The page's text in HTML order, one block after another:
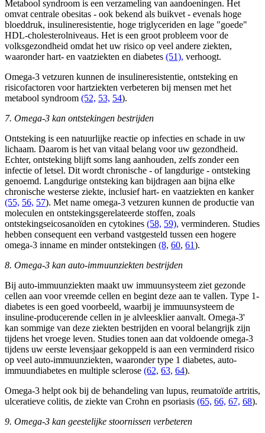
Metabool syndroom is een verzameling van aandoeningen. Het
omvat centrale obesitas - ook bekend als buikvet - evenals hoge
bloeddruk, insulineresistentie, hoge triglyceriden en lage "goede"
HDL-cholesterolniveaus. Het is een groot probleem voor de
volksgezondheid omdat het uw risico op veel andere ziekten,
waaronder hart- en vaatziekten en diabetes (51), verhoogt.
Omega-3 vetzuren kunnen de insulineresistentie, ontsteking en
risicofactoren voor hartziekten verbeteren bij mensen met het
metabool syndroom (52, 53, 54).
7. Omega-3 kan ontstekingen bestrijden
Ontsteking is een natuurlijke reactie op infecties en schade in uw
lichaam. Daarom is het van vitaal belang voor uw gezondheid.
Echter, ontsteking blijft soms lang aanhouden, zelfs zonder een
infectie of letsel. Dit wordt chronische - of langdurige - ontsteking
genoemd. Langdurige ontsteking kan bijdragen aan bijna elke
chronische westerse ziekte, inclusief hart- en vaatziekten en kanker
(55, 56, 57). Met name omega-3 vetzuren kunnen de productie van
moleculen en ontstekingsgerelateerde stoffen, zoals
ontstekingseicosanoïden en cytokines (58, 59), verminderen. Studies
hebben consequent een verband vastgesteld tussen een hogere
omega-3 inname en minder ontstekingen (8, 60, 61).
8. Omega-3 kan auto-immuunziekten bestrijden
Bij auto-immuunziekten maakt uw immuunsysteem ziet gezonde
cellen aan voor vreemde cellen en begint deze aan te vallen. Type 1-
diabetes is een goed voorbeeld, waarbij je immuunsysteem de
insuline-producerende cellen in je alvleesklier aanvalt. Omega-3'
kan sommige van deze ziekten bestrijden en vooral belangrijk zijn
tijdens het vroege leven. Studies tonen aan dat voldoende omega-3
tijdens uw eerste levensjaar gekoppeld is aan een verminderd risico
op veel auto-immuunziekten, waaronder type 1 diabetes, auto-
immuundiabetes en multiple sclerose (62, 63, 64).
Omega-3 helpt ook bij de behandeling van lupus, reumatoïde artritis,
ulceratieve colitis, de ziekte van Crohn en psoriasis (65, 66, 67, 68).
9. Omega-3 kan geestelijke stoornissen verbeteren